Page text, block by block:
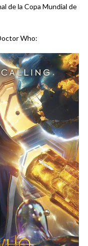
de la Copa Mundial de
Who: